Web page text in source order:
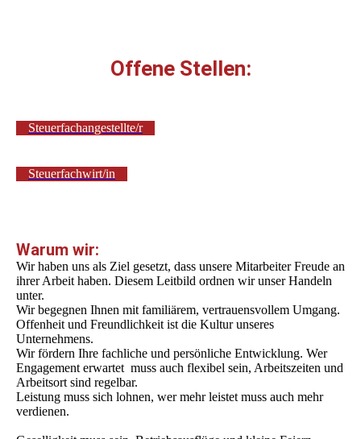
Offene Stellen:
Steuerfachangestellte/r
Steuerfachwirt/in
Warum wir:
Wir haben uns als Ziel gesetzt, dass unsere Mitarbeiter Freude an
ihrer Arbeit haben. Diesem Leitbild ordnen wir unser Handeln
unter.
Wir begegnen Ihnen mit familiärem, vertrauensvollem Umgang.
Offenheit und Freundlichkeit ist die Kultur unseres
Unternehmens.
Wir fördern Ihre fachliche und persönliche Entwicklung. Wer
Engagement erwartet muss auch flexibel sein, Arbeitszeiten und
Arbeitsort sind regelbar.
Leistung muss sich lohnen, wer mehr leistet muss auch mehr
verdienen.